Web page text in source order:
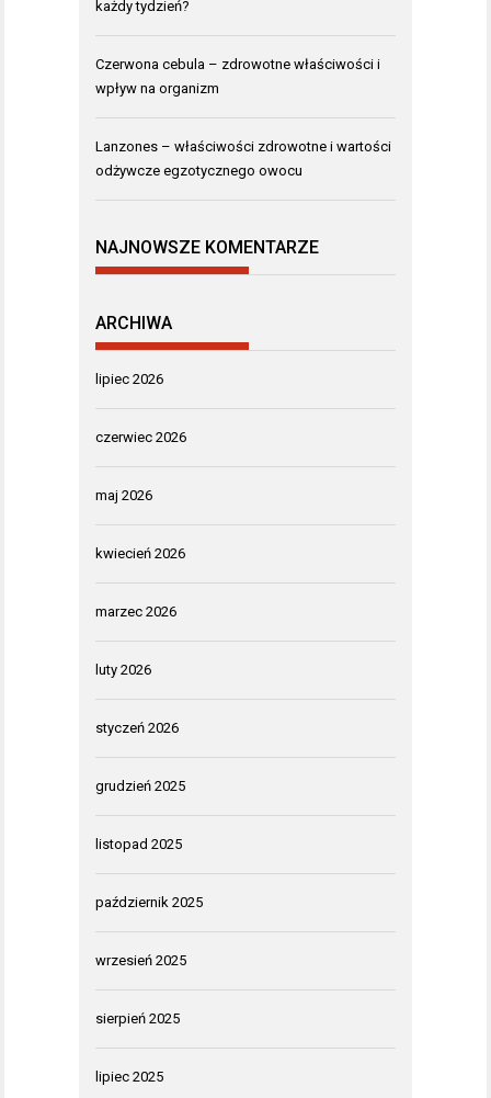
każdy tydzień?
Czerwona cebula – zdrowotne właściwości i
wpływ na organizm
Lanzones – właściwości zdrowotne i wartości
odżywcze egzotycznego owocu
NAJNOWSZE KOMENTARZE
ARCHIWA
lipiec 2026
czerwiec 2026
maj 2026
kwiecień 2026
marzec 2026
luty 2026
styczeń 2026
grudzień 2025
listopad 2025
październik 2025
wrzesień 2025
sierpień 2025
lipiec 2025